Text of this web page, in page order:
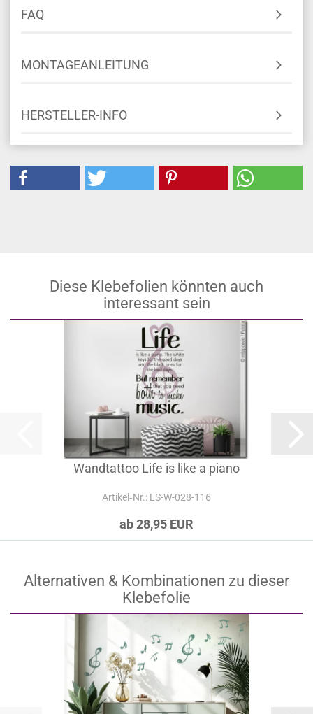
FAQ
MONTAGEANLEITUNG
HERSTELLER-INFO
Diese Klebefolien könnten auch
interessant sein
Wandtattoo Life is like a piano
Artikel‑Nr.: LS-W-028-116
ab 28,95 EUR
Alternativen & Kombinationen zu dieser
Klebefolie